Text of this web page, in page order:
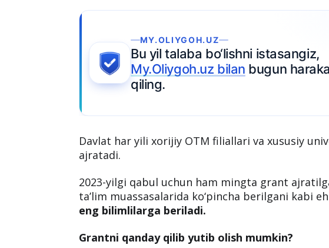
MY.OLIYGOH.UZ
Bu yil talaba bo‘lishni istasangiz,
My.Oliygoh.uz bilanbugun harakat
qiling.
ajratadi.